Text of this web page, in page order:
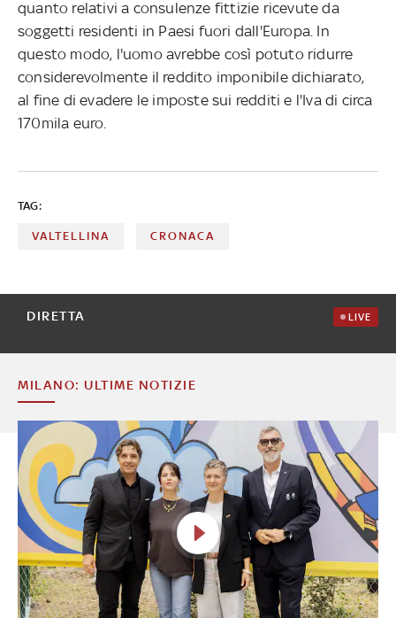
quanto relativi a consulenze fittizie ricevute da
soggetti residenti in Paesi fuori dall'Europa. In
questo modo, l'uomo avrebbe così potuto ridurre
considerevolmente il reddito imponibile dichiarato,
al fine di evadere le imposte sui redditi e l'Iva di circa
170mila euro.
TAG:
VALTELLINA CRONACA
DIRETTA LIVE
MILANO: ULTIME NOTIZIE